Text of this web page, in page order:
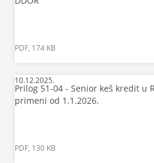
PDF, 174 KB
10.12.2025.
Prilog 51-04 - Senior keš kredit u
primeni od 1.1.2026.
PDF, 130 KB